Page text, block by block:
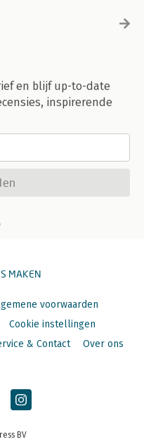
en blijf up-to-date
inspirerende
MAKEN
voorwaarden
Cookie instellingen
& Contact Over ons
BV